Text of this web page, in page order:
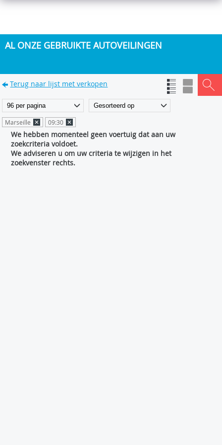
AL ONZE GEBRUIKTE AUTOVEILINGEN
Terug naar lijst met verkopen
Marseille 09:30
We hebben momenteel geen voertuig dat aan uw
zoekcriteria voldoet.
We adviseren u om uw criteria te wijzigen in het
zoekvenster rechts.